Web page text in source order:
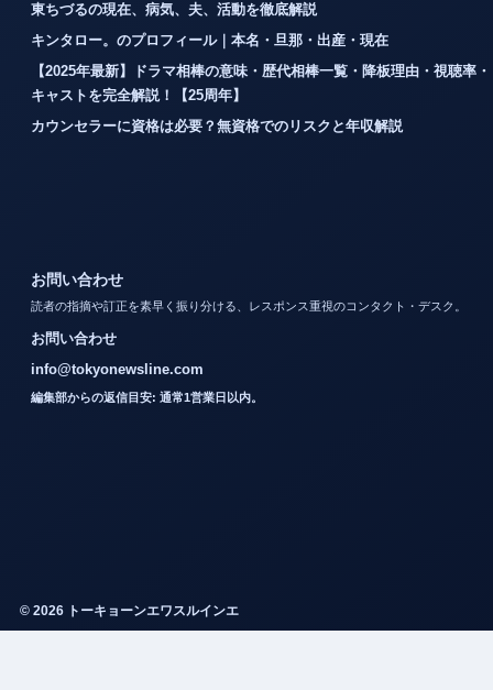
東ちづるの現在、病気、夫、活動を徹底解説
キンタロー。のプロフィール｜本名・旦那・出産・現在
【2025年最新】ドラマ相棒の意味・歴代相棒一覧・降板理由・視聴率・
キャストを完全解説！【25周年】
カウンセラーに資格は必要？無資格でのリスクと年収解説
お問い合わせ
読者の指摘や訂正を素早く振り分ける、レスポンス重視のコンタクト・デスク。
お問い合わせ
info@tokyonewsline.com
編集部からの返信目安: 通常1営業日以内。
© 2026 トーキョーンエワスルインエ